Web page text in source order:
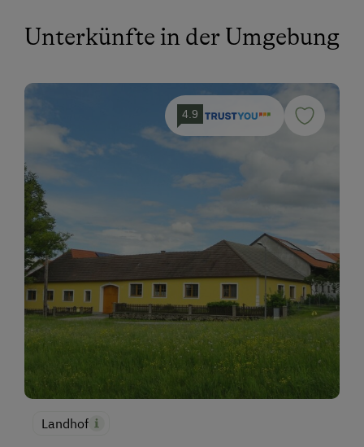
Unterkünfte in der Umgebung
4.9
Landhof